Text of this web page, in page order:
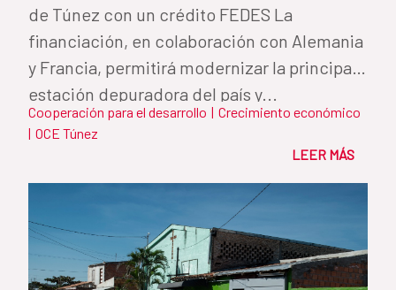
de Túnez con un crédito FEDES La
financiación, en colaboración con Alemania
y Francia, permitirá modernizar la principal
estación depuradora del país y...
Cooperación para el desarrollo | Crecimiento económico
| OCE Túnez
LEER MÁS